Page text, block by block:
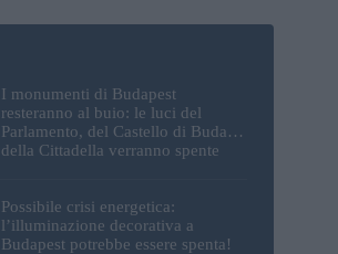
I monumenti di Budapest
resteranno al buio: le luci del
Parlamento, del Castello di Buda e
della Cittadella verranno spente
Possibile crisi energetica:
l’illuminazione decorativa a
Budapest potrebbe essere spenta!